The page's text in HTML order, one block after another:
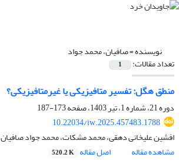
نویسنده =صافیان، محمد جواد
تعداد مقالات: 1
منطق هگل: تفسیر متافیزیکی یا غیرمتافیزیکی؟
دوره 21، شماره 1، تیر 1403، صفحه
173-187
10.22034/iw.2025.457483.1788
افشین علیخانی دهقی، محمد مشکات، محمد جواد صافیان
مشاهده مقاله
اصل مقاله 520.2 K